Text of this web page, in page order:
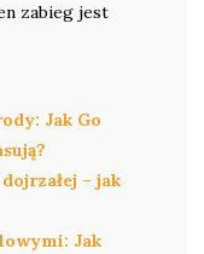
zabieg jest
Jak Go
– jak
Jak